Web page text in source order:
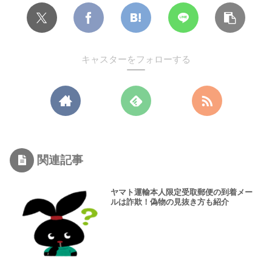
キャスターをフォローする
関連記事
ヤマト運輸本人限定受取郵便の到着メー
ルは詐欺！偽物の見抜き方も紹介